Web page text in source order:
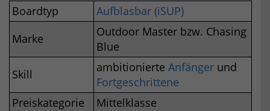
Boardtyp
Aufblasbar (iSUP)
Marke
Outdoor Master bzw. Chasing
Blue
Skill
ambitionierteAnfänger und
Fortgeschrittene
Preiskategorie
Mittelklasse